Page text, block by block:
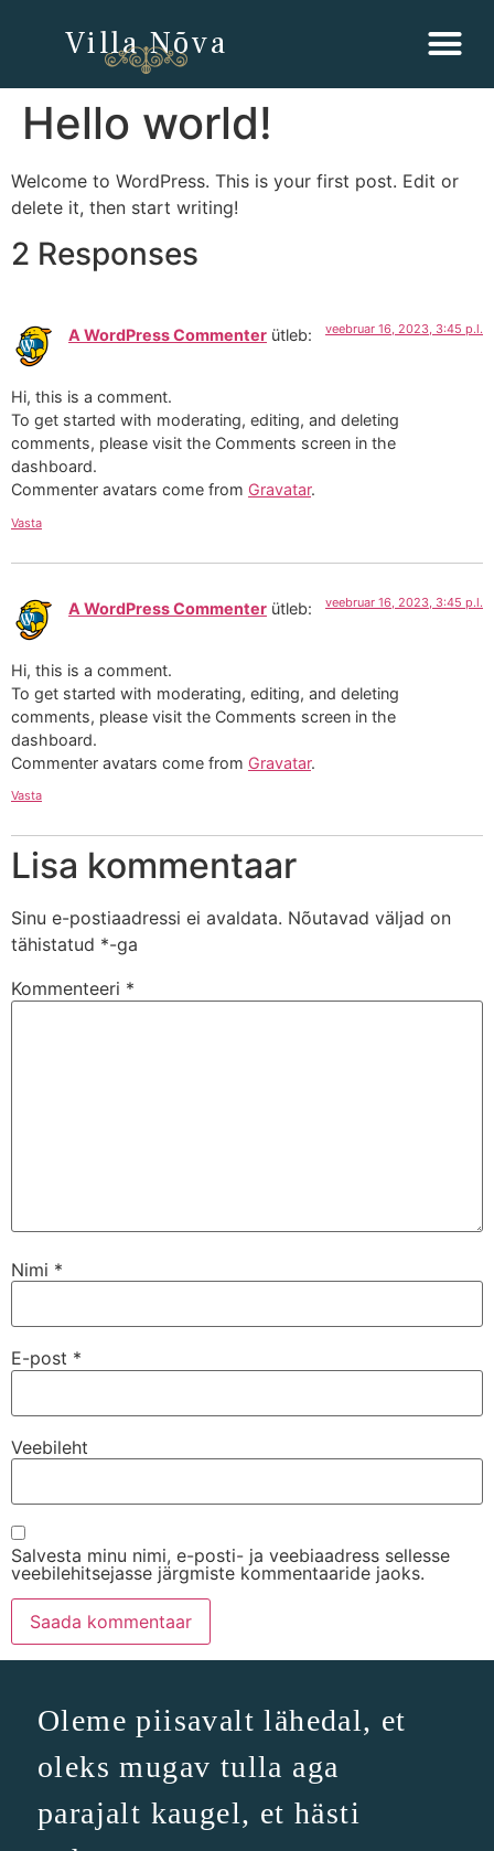
Villa Nõva
Hello world!
Welcome to WordPress. This is your first post. Edit or
delete it, then start writing!
2 Responses
A WordPress Commenter ütleb: veebruar 16, 2023, 3:45 p.l.
Hi, this is a comment.
To get started with moderating, editing, and deleting
comments, please visit the Comments screen in the
dashboard.
Commenter avatars come from Gravatar.
Vasta
A WordPress Commenter ütleb: veebruar 16, 2023, 3:45 p.l.
Hi, this is a comment.
To get started with moderating, editing, and deleting
comments, please visit the Comments screen in the
dashboard.
Commenter avatars come from Gravatar.
Vasta
Lisa kommentaar
Sinu e-postiaadressi ei avaldata. Nõutavad väljad on
tähistatud *-ga
Kommenteeri *
Nimi *
E-post *
Veebileht
Salvesta minu nimi, e-posti- ja veebiaadress sellesse
veebilehitsejasse järgmiste kommentaaride jaoks.
Oleme piisavalt lähedal, et
oleks mugav tulla aga
parajalt kaugel, et hästi